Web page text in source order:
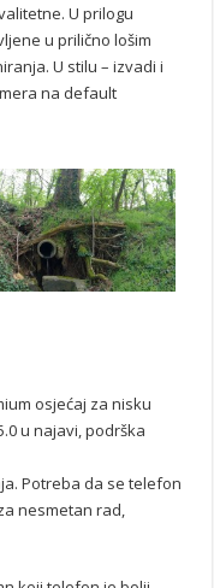
U prilogu
u prilično lošim
U stilu – izvadi i
na default
osjećaj za nisku
u najavi, podrška
Potreba da se telefon
nesmetan rad,